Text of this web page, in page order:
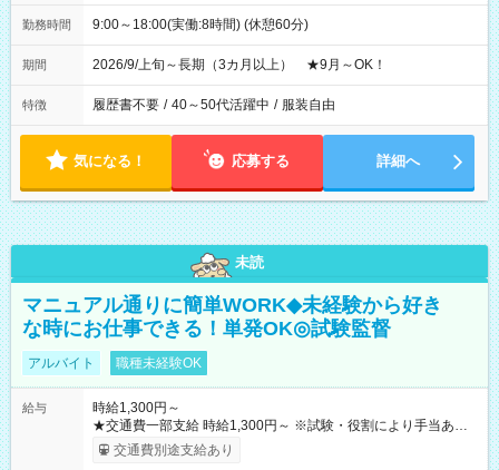
勤務時間 9:00～18:00(実働:8時間) (休憩60分)
期間 2026/9/上旬～長期（3カ月以上） ★9月～OK！
特徴 履歴書不要 / 40～50代活躍中 / 服装自由
気になる！ 応募する 詳細へ
未読
マニュアル通りに簡単WORK◆未経験から好き
な時にお仕事できる！単発OK◎試験監督
アルバイト 職種未経験OK
給与
時給1,300円～
★交通費一部支給 時給1,300円～ ※試験・役割により手当あり
※勤務回数により昇給あり 【即給（前払い）オプションあ
り！】 希望される場合、勤務から1週間ほどで給与の一部を受け
交通費別途支給あり